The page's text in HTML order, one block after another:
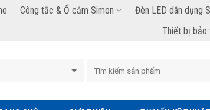
Công tắc & Ổ cắm Simon Đèn LED dân dụng
Thiết bị bảo